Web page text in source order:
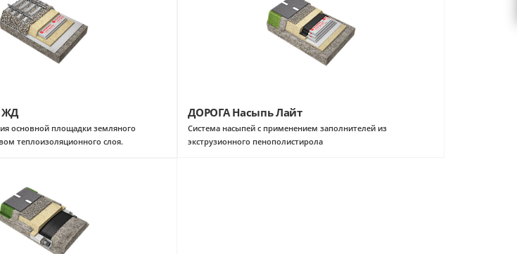
ЖД
основной площадки земляного
теплоизоляционного слоя.
ДОРОГА Насыпь Лайт
Система насыпей с применением заполнителей из
экструзионного пенополистирола